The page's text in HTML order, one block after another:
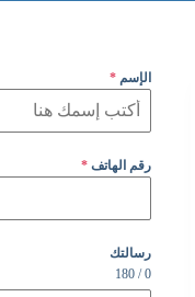
الإسم*
رقم الهاتف*
رسالتك
0 / 180